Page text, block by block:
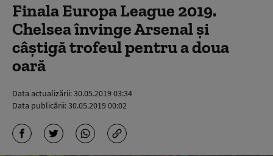
Finala Europa League 2019.
Chelsea învinge Arsenal și
câștigă trofeul pentru a doua
oară
Data actualizării:30.05.2019 03:34
Data publicării:30.05.2019 00:02